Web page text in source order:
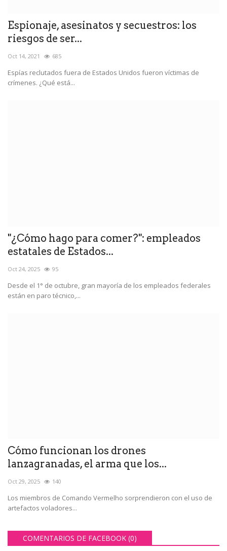
Espionaje, asesinatos y secuestros: los
riesgos de ser...
Oct 14, 2021 685
Espías reclutados fuera de Estados Unidos fueron víctimas de
crímenes. ¿Qué está...
"¿Cómo hago para comer?": empleados
estatales de Estados...
Oct 24, 2025 95
Desde el 1° de octubre, gran mayoría de los empleados federales
están en paro técnico,...
Cómo funcionan los drones
lanzagranadas, el arma que los...
Oct 29, 2025 140
Los miembros de Comando Vermelho sorprendieron con el uso de
artefactos voladores...
COMENTARIOS DE FACEBOOK (0)